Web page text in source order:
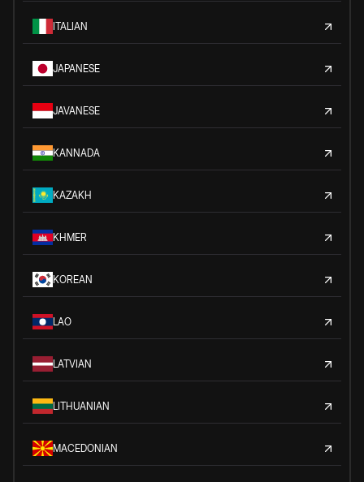
ITALIAN
JAPANESE
JAVANESE
KANNADA
KAZAKH
KHMER
KOREAN
LAO
LATVIAN
LITHUANIAN
MACEDONIAN